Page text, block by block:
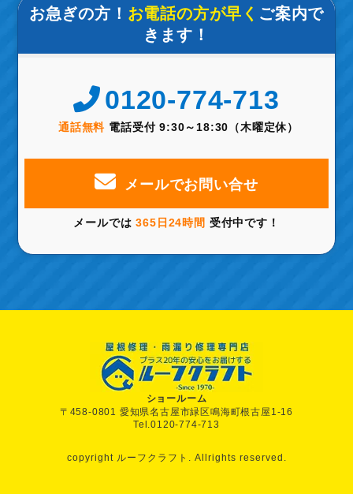
お急ぎの方！ お電話の方が早く ご案内で
きます！
0120-774-713
通話無料 電話受付 9:30～18:30（木曜定休）
メールでお問い合せ
メールでは 365日24時間 受付中です！
ショールーム
〒458-0801 愛知県名古屋市緑区鳴海町根古屋1-16
Tel.0120-774-713
copyright ルーフクラフト. Allrights reserved.